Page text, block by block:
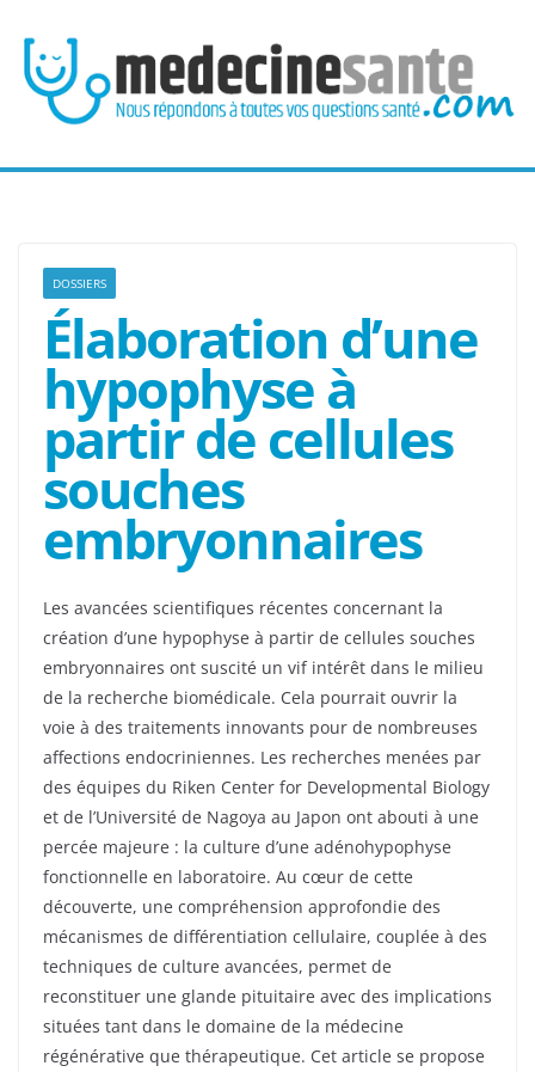
contenu
DOSSIERS
Élaboration d’une
hypophyse à
partir de cellules
souches
embryonnaires
Les avancées scientifiques récentes concernant la
création d’une hypophyse à partir de cellules souches
embryonnaires ont suscité un vif intérêt dans le milieu
de la recherche biomédicale. Cela pourrait ouvrir la
voie à des traitements innovants pour de nombreuses
affections endocriniennes. Les recherches menées par
des équipes du Riken Center for Developmental Biology
et de l’Université de Nagoya au Japon ont abouti à une
percée majeure : la culture d’une adénohypophyse
fonctionnelle en laboratoire. Au cœur de cette
découverte, une compréhension approfondie des
mécanismes de différentiation cellulaire, couplée à des
techniques de culture avancées, permet de
reconstituer une glande pituitaire avec des implications
situées tant dans le domaine de la médecine
régénérative que thérapeutique. Cet article se propose